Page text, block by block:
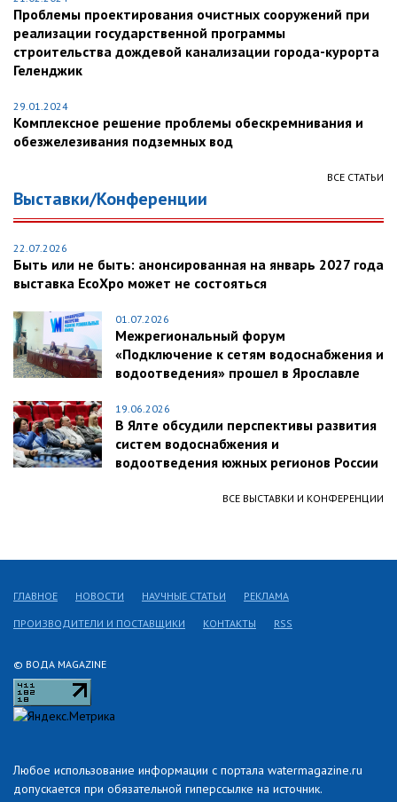
Проблемы проектирования очистных сооружений при
реализации государственной программы
строительства дождевой канализации города-курорта
Геленджик
29.01.2024
Комплексное решение проблемы обескремнивания и
обезжелезивания подземных вод
ВСЕ СТАТЬИ
Выставки/Конференции
22.07.2026
Быть или не быть: анонсированная на январь 2027 года
выставка EcoXpo может не состояться
01.07.2026
Межрегиональный форум
«Подключение к сетям водоснабжения и
водоотведения» прошел в Ярославле
19.06.2026
В Ялте обсудили перспективы развития
систем водоснабжения и
водоотведения южных регионов России
ВСЕ ВЫСТАВКИ И КОНФЕРЕНЦИИ
© ВОДА MAGAZINE
Любое использование информации с портала watermagazine.ru
допускается при обязательной гиперссылке на источник.
ГЛАВНОЕ НОВОСТИ НАУЧНЫЕ СТАТЬИ РЕКЛАМА
ПРОИЗВОДИТЕЛИ И ПОСТАВЩИКИ КОНТАКТЫ RSS